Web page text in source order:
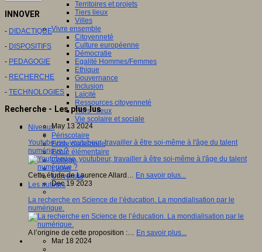
Territoires et projets
Tiers lieux
Villes
Vivre ensemble
Citoyenneté
Culture européenne
Démocratie
Egalité Hommes/Femmes
Ethique
Gouvernance
Inclusion
Laïcité
Ressources citoyenneté
Tiers - lieux
Vie scolaire et sociale
Niveaux
Périscolaire
Ecole maternelle
Ecole élémentaire
Collège
Lycée
Université
Les auteurs
INNOVER
- DIDACTIQUE
- DISPOSITIFS
- PEDAGOGIE
- RECHERCHE
- TECHNOLOGIES
Recherche - Les plus lus
May 13 2024
Youtubeuse, youtubeur, travailler à être soi-même à l'âge du talent
numérique ?
Cette étude de Laurence Allard… En savoir plus...
Dec 19 2023
La recherche en Science de l’éducation. La mondialisation par le
numérique.
A l’origine de cette proposition :… En savoir plus...
Mar 18 2024